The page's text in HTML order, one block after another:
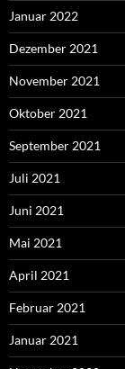
Januar 2022
Dezember 2021
November 2021
Oktober 2021
September 2021
Juli 2021
Juni 2021
Mai 2021
April 2021
Februar 2021
Januar 2021